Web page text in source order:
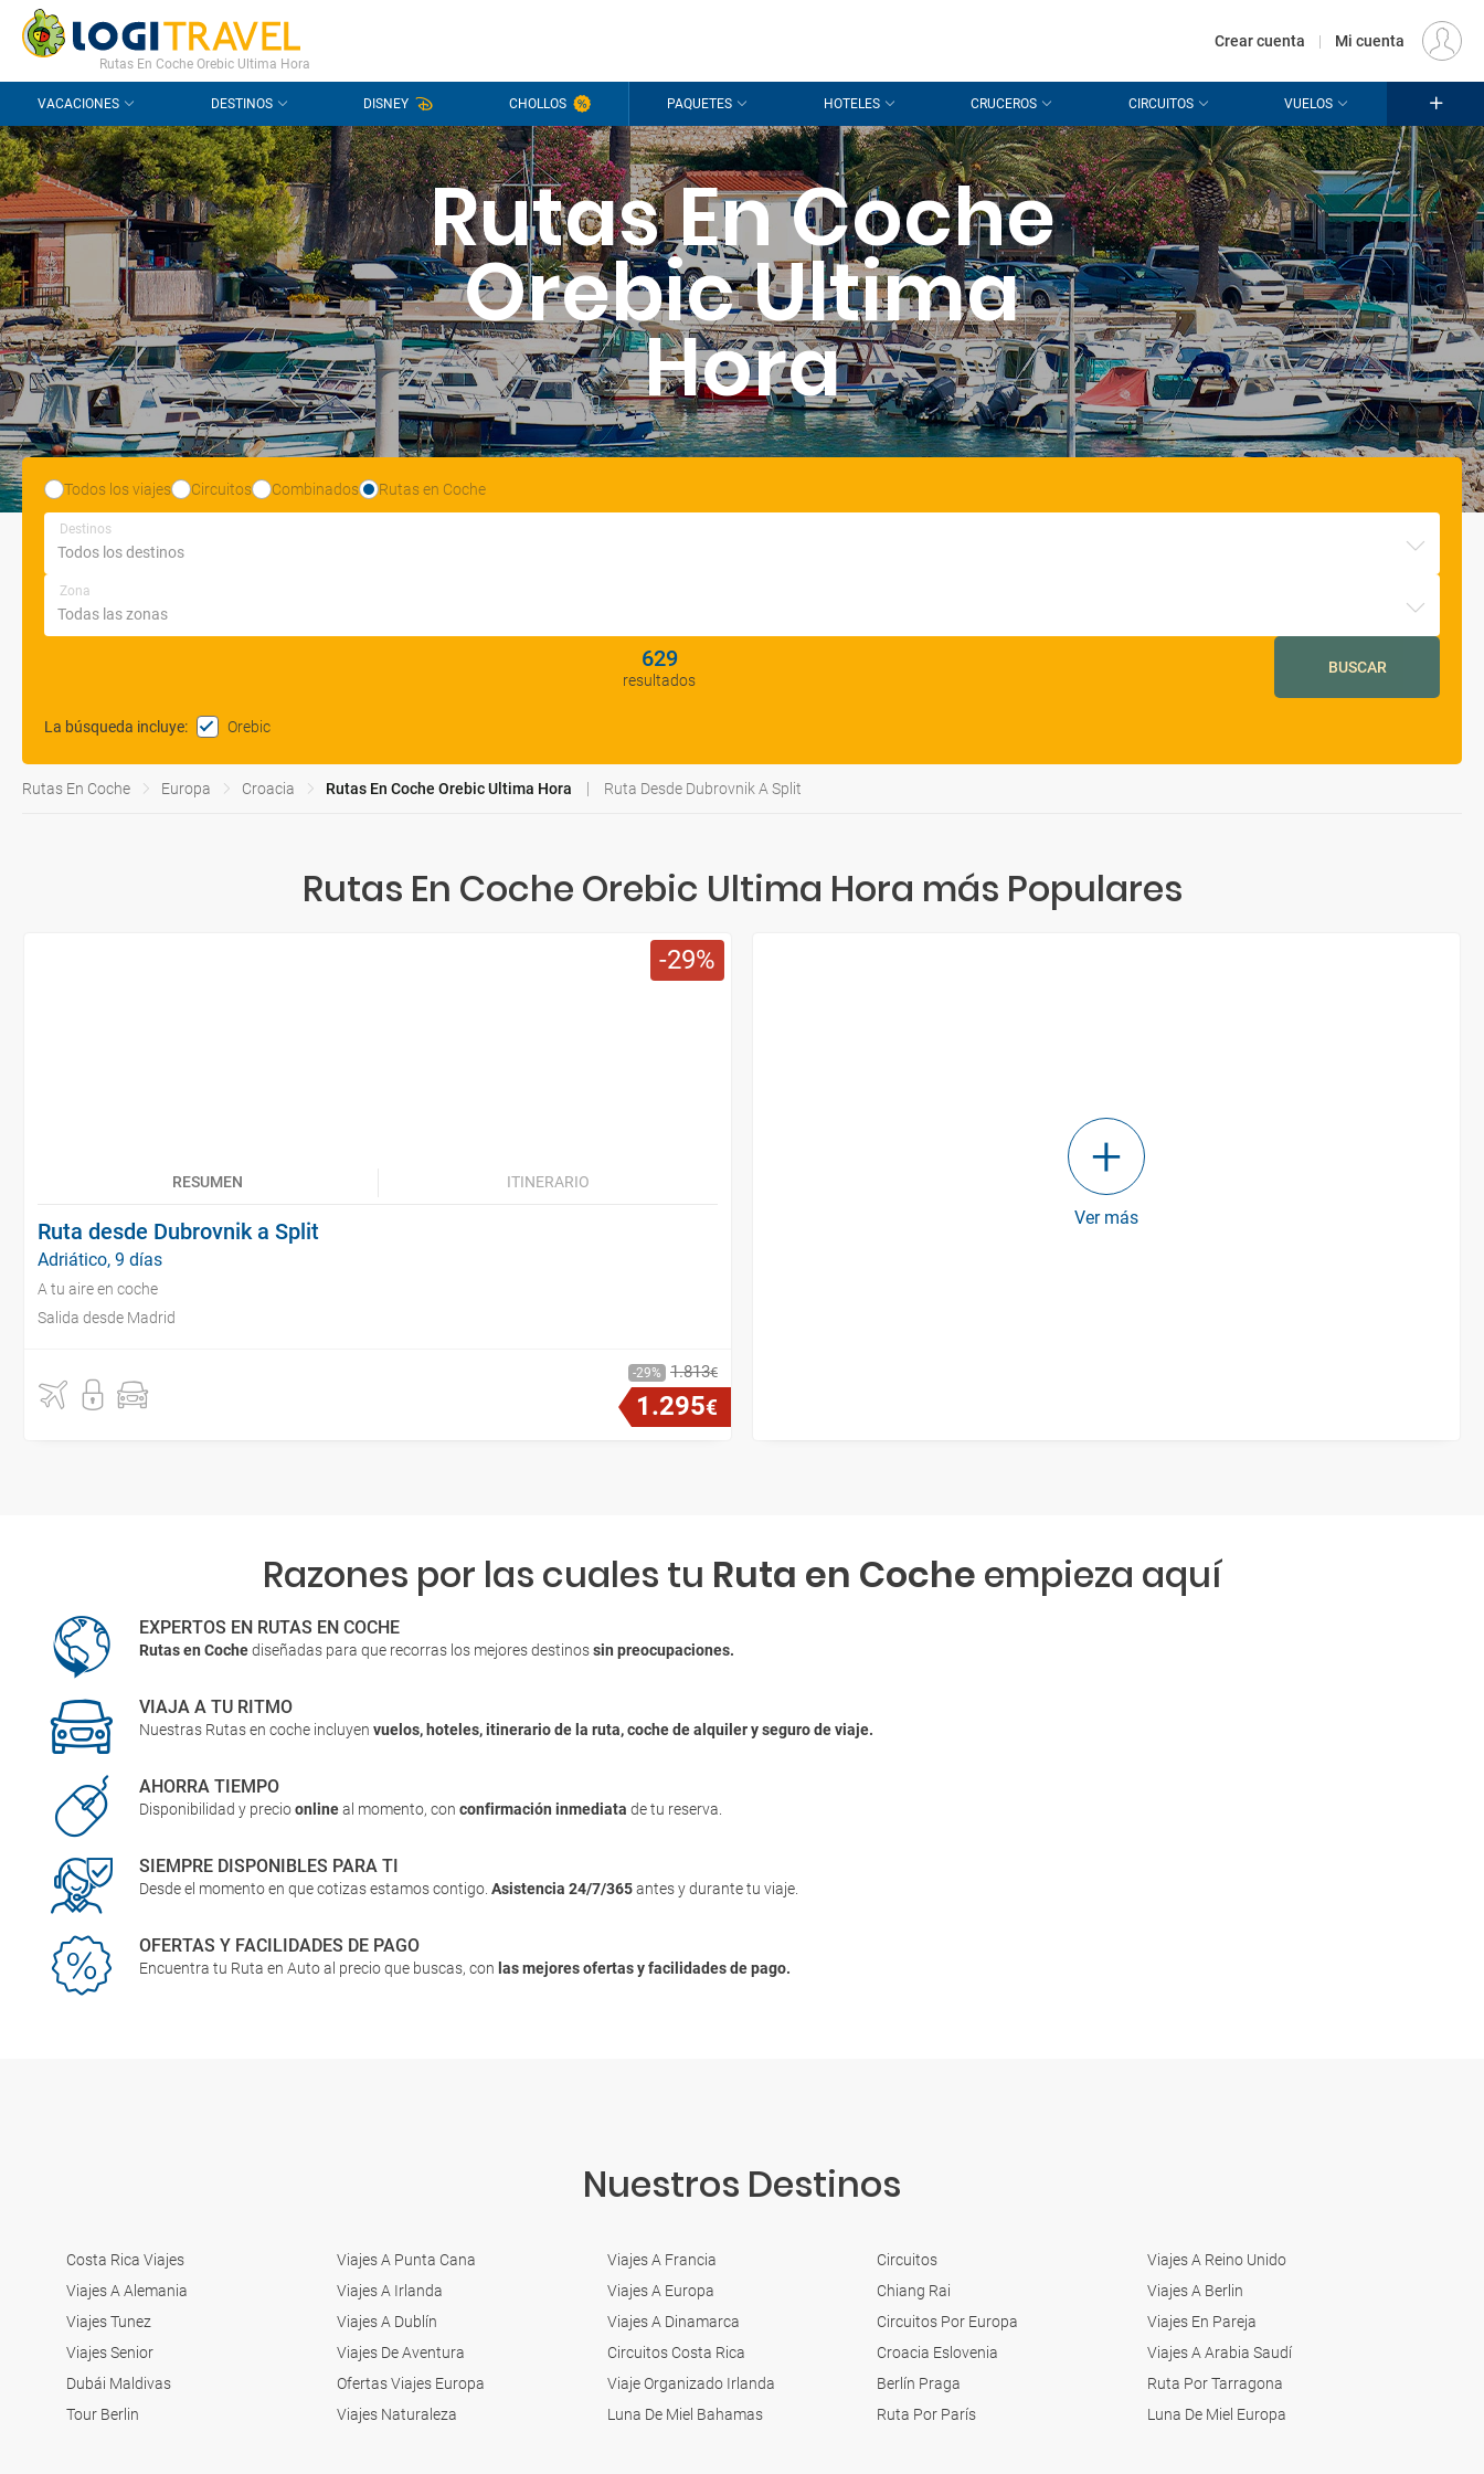
CONTACTO PREGUNTAS FRECUENTES EUR
Rutas En Coche Orebic Ultima Hora
Crear cuenta | Mi cuenta
VACACIONES DESTINOS DISNEY CHOLLOS PAQUETES HOTELES CRUCEROS CIRCUITOS VUELOS
Rutas En Coche
Orebic Ultima
Hora
Todos los viajes Circuitos Combinados Rutas en Coche
Destinos
Zona
629
resultados
BUSCAR
La búsqueda incluye: Orebic
Rutas En Coche Europa Croacia Rutas En Coche Orebic Ultima Hora Ruta Desde Dubrovnik A Split
Rutas En Coche Orebic Ultima Hora más Populares
29
RESUMEN ITINERARIO
Ruta desde Dubrovnik a Split
Adriático, 9 días
A tu aire en coche
Salida desde Madrid
29 1.813€
1.295€
Ver más
Razones por las cuales tu Ruta en Coche empieza aquí
EXPERTOS EN RUTAS EN COCHE
Rutas en Cochediseñadas para que recorras los mejores destinossin preocupaciones.
VIAJA A TU RITMO
Nuestras Rutas en coche incluyenvuelos, hoteles, itinerario de la ruta, coche de alquiler y seguro de viaje.
AHORRA TIEMPO
Disponibilidad y precioonlineal momento, conconfirmación inmediatade tu reserva.
SIEMPRE DISPONIBLES PARA TI
Desde el momento en que cotizas estamos contigo.Asistencia 24/7/365antes y durante tu viaje.
OFERTAS Y FACILIDADES DE PAGO
Encuentra tu Ruta en Auto al precio que buscas, con las mejores ofertas y facilidades de pago.
Nuestros Destinos
Costa Rica Viajes Viajes A Punta Cana Viajes A Francia Circuitos
Viajes A Reino Unido
Viajes A Alemania
Viajes A Irlanda Viajes A Europa Chiang Rai
Viajes A Berlin
Viajes Tunez
Viajes A Dublín Viajes A Dinamarca Circuitos Por Europa
Viajes En Pareja
Viajes Senior
Viajes De Aventura Circuitos Costa Rica Croacia Eslovenia
Viajes A Arabia Saudí
Dubái Maldivas
Ofertas Viajes Europa Viaje Organizado Irlanda Berlín Praga
Ruta Por Tarragona
Tour Berlin
Viajes Naturaleza Luna De Miel Bahamas Ruta Por París Luna De Miel Europa